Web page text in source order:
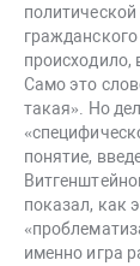
происходило,
Само это
такая». Но
понятие,
показал, как
именно игра